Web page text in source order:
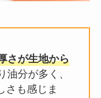
さが生地から
油分が多く、
さも感じま